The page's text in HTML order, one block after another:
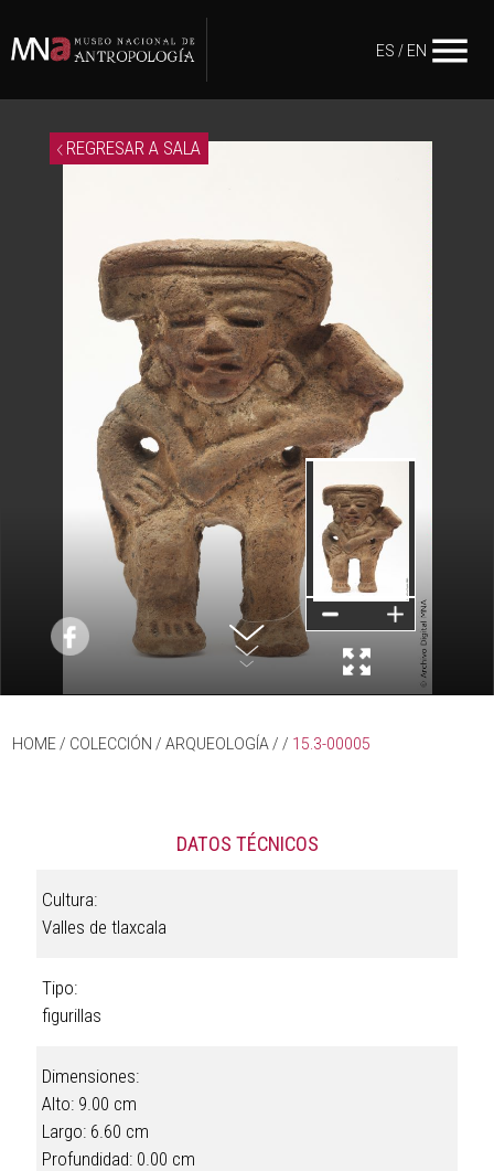
ES / EN menu
REGRESAR A SALA
HOME/ COLECCIÓN / ARQUEOLOGÍA / / 15.3-00005
DATOS TÉCNICOS
Cultura:
Valles de tlaxcala
Tipo:
figurillas
Dimensiones:
Alto: 9.00 cm
Largo: 6.60 cm
Profundidad: 0.00 cm